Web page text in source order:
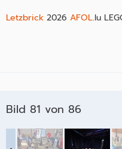
Letzbrick 2026 AFOL.lu
Bild 81 von 86